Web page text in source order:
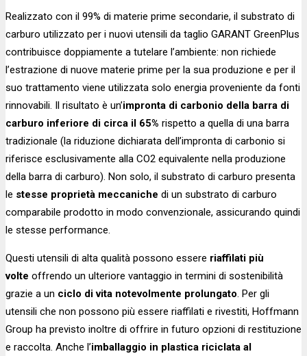
Realizzato con il 99% di materie prime secondarie, il substrato di
carburo utilizzato per i nuovi utensili da taglio GARANT GreenPlus
contribuisce doppiamente a tutelare l’ambiente: non richiede
l’estrazione di nuove materie prime per la sua produzione e per il
suo trattamento viene utilizzata solo energia proveniente da fonti
rinnovabili. Il risultato è un’impronta di carbonio della barra di
carburo inferiore di circa il 65% rispetto a quella di una barra
tradizionale (la riduzione dichiarata dell’impronta di carbonio si
riferisce esclusivamente alla CO2 equivalente nella produzione
della barra di carburo). Non solo, il substrato di carburo presenta
le stesse proprietà meccaniche di un substrato di carburo
comparabile prodotto in modo convenzionale, assicurando quindi
le stesse performance.
Questi utensili di alta qualità possono essere riaffilati più
volte offrendo un ulteriore vantaggio in termini di sostenibilità
grazie a un ciclo di vita notevolmente prolungato. Per gli
utensili che non possono più essere riaffilati e rivestiti, Hoffmann
Group ha previsto inoltre di offrire in futuro opzioni di restituzione
e raccolta. Anche l’imballaggio in plastica riciclata al